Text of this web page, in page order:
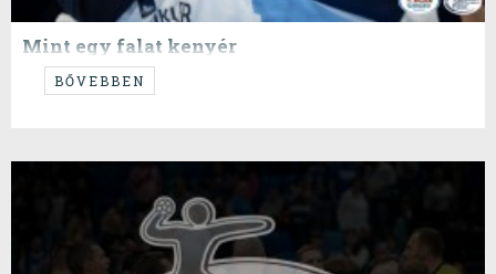
Mint egy falat kenyér
Megvan a kerékkőtő!?
BŐVEBBEN